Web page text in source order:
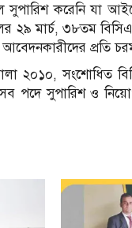
করেনি যা
মার্চ, ৩৮তম বিসিএস
প্রতি
২০১০, সংশোধিত
ওসব পদে সুপারিশ ও